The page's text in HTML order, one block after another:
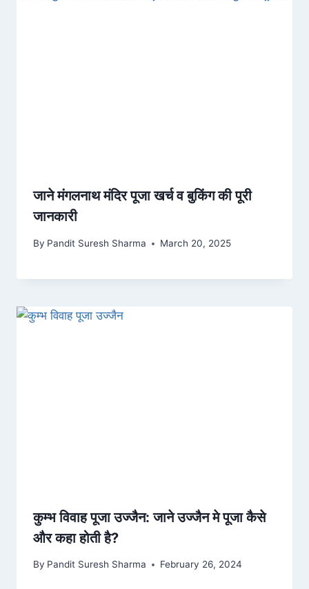
जाने मंगलनाथ मंदिर पूजा खर्च व बुकिंग की पूरी
जानकारी
By Pandit Suresh Sharma March 20, 2025
कुम्भ विवाह पूजा उज्जैन: जाने उज्जैन मे पूजा कैसे
और कहा होती है?
By Pandit Suresh Sharma February 26, 2024